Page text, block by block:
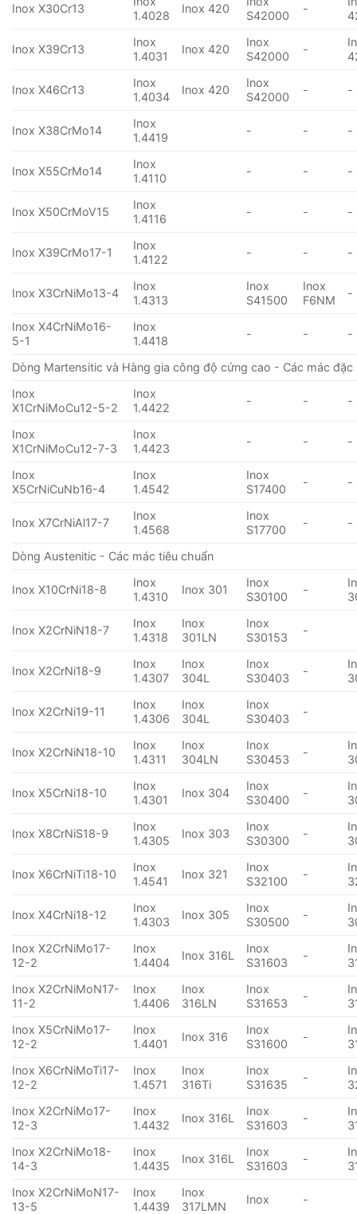
Inox X30Cr13
1.4028
Inox 420
S42000
-
Inox X39Cr13
Inox
1.4031
Inox 420
Inox
S42000
-
Inox X46Cr13
Inox
1.4034
Inox 420
Inox
S42000
- -
Inox X38CrMo14
Inox
1.4419
- - -
Inox X55CrMo14
Inox
1.4110
- - -
Inox X50CrMoV15
Inox
1.4116
- - -
Inox X39CrMo17-1
Inox
1.4122
- - -
Inox X3CrNiMo13-4
Inox
1.4313
Inox
S41500
Inox
F6NM
-
Inox X4CrNiMo16-
5-1
Inox
1.4418
- - -
Dòng Martensitic và Hàng gia công độ cứng cao - Các mác đặc
Inox
X1CrNiMoCu12-5-2
Inox
1.4422
- - -
Inox
X1CrNiMoCu12-7-3
Inox
1.4423
- - -
Inox
X5CrNiCuNb16-4
Inox
1.4542
Inox
S17400
- -
Inox X7CrNiAl17-7
Inox
1.4568
Inox
S17700
- -
Dòng Austenitic - Các mác tiêu chuẩn
Inox X10CrNi18-8
Inox
1.4310
Inox 301
Inox
S30100
-
Inox X2CrNiN18-7
Inox
1.4318
Inox
301LN
Inox
S30153
-
Inox X2CrNi18-9
Inox
1.4307
Inox
304L
Inox
S30403
-
Inox X2CrNi19-11
Inox
1.4306
Inox
304L
Inox
S30403
-
Inox X2CrNiN18-10
Inox
1.4311
Inox
304LN
Inox
S30453
-
Inox X5CrNi18-10
Inox
1.4301
Inox 304
Inox
S30400
-
Inox X8CrNiS18-9
Inox
1.4305
Inox 303
Inox
S30300
-
Inox X6CrNiTi18-10
Inox
1.4541
Inox 321
Inox
S32100
-
Inox X4CrNi18-12
Inox
1.4303
Inox 305
Inox
S30500
-
Inox X2CrNiMo17-
12-2
Inox
1.4404
Inox 316L
Inox
S31603
-
Inox X2CrNiMoN17-
11-2
Inox
1.4406
Inox
316LN
Inox
S31653
-
Inox X5CrNiMo17-
12-2
Inox
1.4401
Inox 316
Inox
S31600
-
Inox X6CrNiMoTi17-
12-2
Inox
1.4571
Inox
316Ti
Inox
S31635
-
Inox X2CrNiMo17-
12-3
Inox
1.4432
Inox 316L
Inox
S31603
-
Inox X2CrNiMo18-
14-3
Inox
1.4435
Inox 316L
Inox
S31603
-
Inox X2CrNiMoN17-
13-5
Inox
1.4439
Inox
317LMN
Inox -